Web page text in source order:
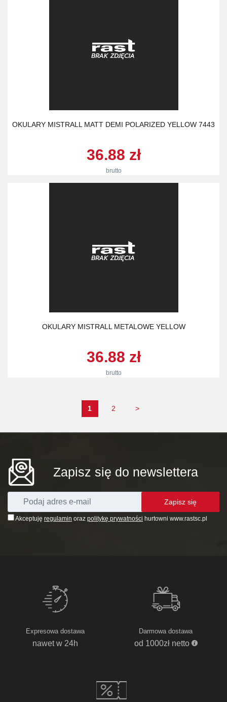
OKULARY MISTRALL MATT DEMI POLARIZED YELLOW 7443
36.88 zł
brutto
OKULARY MISTRALL METALOWE YELLOW
36.88 zł
brutto
1 2 >
Zapisz się do newslettera
Akceptuję regulamin oraz politykę prywatności hurtowni www.rastsc.pl
Zapisz się
Expresowa dostawa
nawet w 24h
Darmowa dostawa
od 1000zł netto